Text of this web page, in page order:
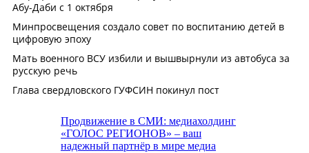
Продвижение в СМИ: медиахолдинг
«ГОЛОС РЕГИОНОВ» – ваш
надежный партнёр в мире медиа